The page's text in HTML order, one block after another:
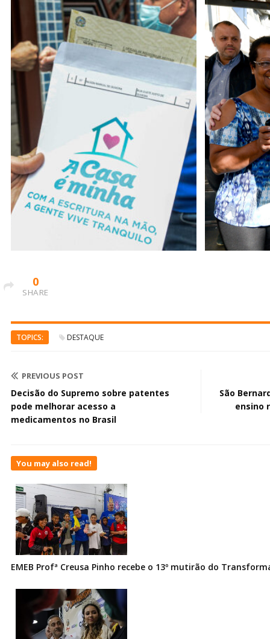
0
SHARE
TOPICS: DESTAQUE
PREVIOUS POST
Decisão do Supremo sobre patentes
pode melhorar acesso a
medicamentos no Brasil
São
ensino
You may also read!
EMEB Profª Creusa Pinho recebe o 13º mutirão do